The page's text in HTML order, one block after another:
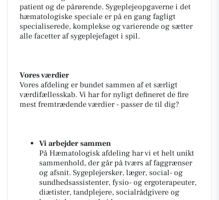
patient og de pårørende. Sygeplejeopgaverne i det
hæmatologiske speciale er på en gang fagligt
specialiserede, komplekse og varierende og sætter
alle facetter af sygeplejefaget i spil.
Vores værdier
Vores afdeling er bundet sammen af et særligt
værdifællesskab. Vi har for nyligt defineret de fire
mest fremtrædende værdier - passer de til dig?
Vi arbejder sammen
På Hæmatologisk afdeling har vi et helt unikt
sammenhold, der går på tværs af faggrænser
og afsnit. Sygeplejersker, læger, social- og
sundhedsassistenter, fysio- og ergoterapeuter,
diætister, tandplejere, socialrådgivere og